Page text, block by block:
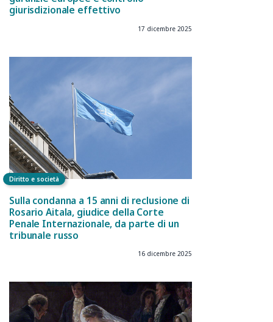
giurisdizionale effettivo
17 dicembre 2025
Diritto e società
Sulla condanna a 15 anni di reclusione di
Rosario Aitala, giudice della Corte
Penale Internazionale, da parte di un
tribunale russo
16 dicembre 2025